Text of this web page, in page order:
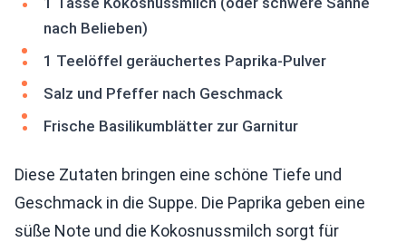
nach Belieben)
1 Teelöffel geräuchertes Paprika-Pulver
Salz und Pfeffer nach Geschmack
Frische Basilikumblätter zur Garnitur
Diese Zutaten bringen eine schöne Tiefe und
Geschmack in die Suppe. Die Paprika geben eine
süße Note und die Kokosnussmilch sorgt für